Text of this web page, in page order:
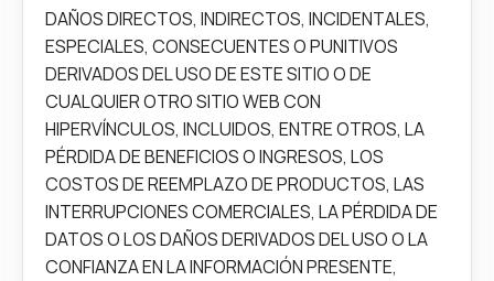
DAÑOS DIRECTOS, INDIRECTOS, INCIDENTALES,
ESPECIALES, CONSECUENTES O PUNITIVOS
DERIVADOS DEL USO DE ESTE SITIO O DE
CUALQUIER OTRO SITIO WEB CON
HIPERVÍNCULOS, INCLUIDOS, ENTRE OTROS, LA
PÉRDIDA DE BENEFICIOS O INGRESOS, LOS
COSTOS DE REEMPLAZO DE PRODUCTOS, LAS
INTERRUPCIONES COMERCIALES, LA PÉRDIDA DE
DATOS O LOS DAÑOS DERIVADOS DEL USO O LA
CONFIANZA EN LA INFORMACIÓN PRESENTE,